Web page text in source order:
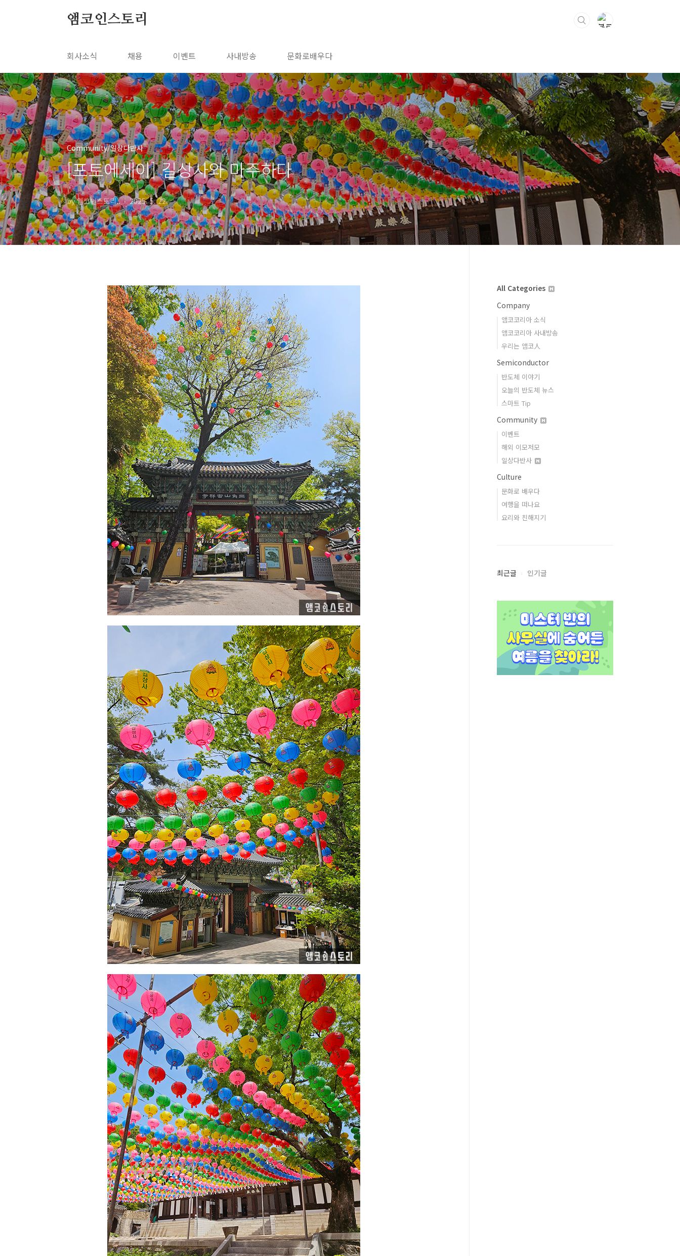
앰코인스토리
회사소식 채용 이벤트 사내방송 문화로배우다
Community/일상다반사
[포토에세이] 길상사와 마주하다
by 앰코인스토리.. 2025. 5. 22.
All Categories
Company
앰코코리아 소식
앰코코리아 사내방송
우리는 앰코人
Semiconductor
반도체 이야기
오늘의 반도체 뉴스
스마트 Tip
Community
이벤트
해외 이모저모
일상다반사
Culture
문화로 배우다
여행을 떠나요
요리와 친해지기
최근글 인기글